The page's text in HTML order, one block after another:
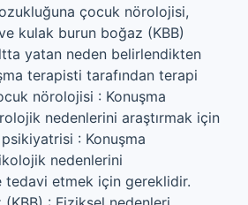
çocuk nörolojisi,
kulak burun boğaz (KBB)
yatan neden belirlendikten
terapisti tarafından terapi
nörolojisi : Konuşma
nedenlerini araştırmak için
: Konuşma
nedenlerini
tedavi etmek için gereklidir.